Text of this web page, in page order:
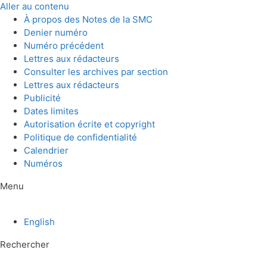
Aller au contenu
À propos des Notes de la SMC
Denier numéro
Numéro précédent
Lettres aux rédacteurs
Consulter les archives par section
Lettres aux rédacteurs
Publicité
Dates limites
Autorisation écrite et copyright
Politique de confidentialité
Calendrier
Numéros
Menu
English
Rechercher